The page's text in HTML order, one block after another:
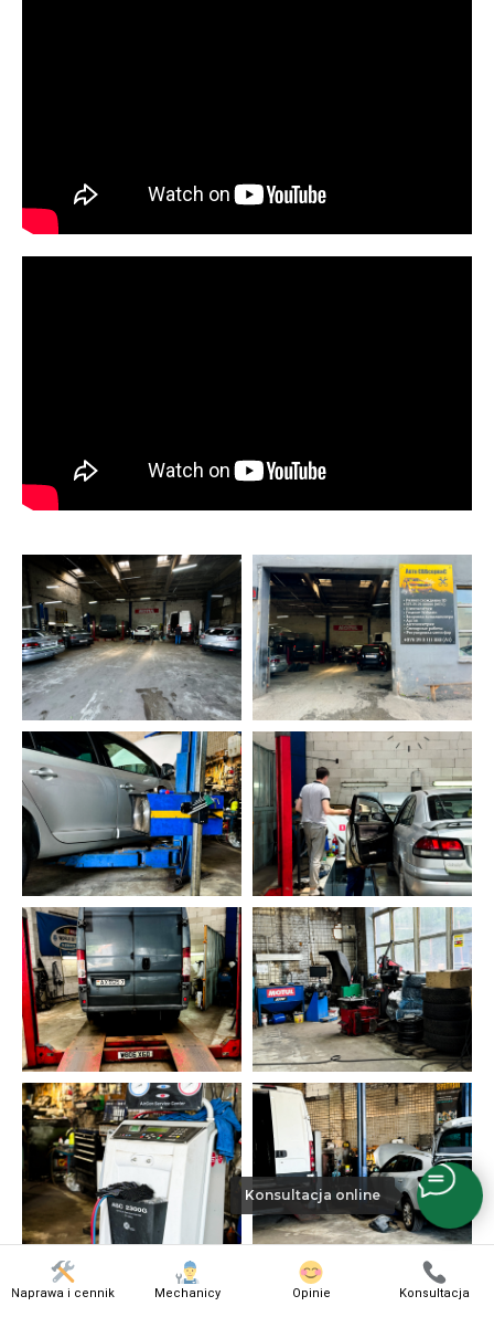
Konsultacja online
Naprawa i cennik Mechanicy Opinie Konsultacja